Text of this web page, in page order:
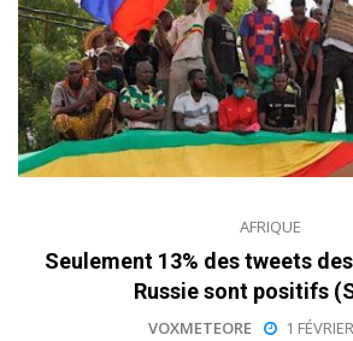
AFRIQUE
Seulement 13% des tweets
Russie sont positifs
VOXMETEORE 1